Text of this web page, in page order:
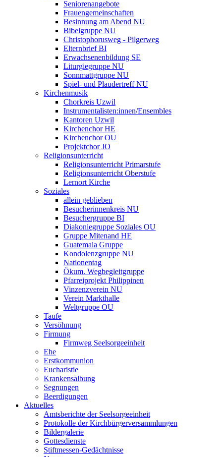
Seniorenangebote
Frauengemeinschaften
Besinnung am Abend NU
Bibelgruppe NU
Christophorusweg - Pilgerweg
Elternbrief BI
Erwachsenenbildung SE
Liturgiegruppe NU
Sonnmattgruppe NU
Spiel- und Plaudertreff NU
Kirchenmusik
Chorkreis Uzwil
Instrumentalisten:innen/Ensembles
Kantoren Uzwil
Kirchenchor HE
Kirchenchor OU
Projektchor JO
Religionsunterricht
Religionsunterricht Primarstufe
Religionsunterricht Oberstufe
Lernort Kirche
Soziales
allein geblieben
Besucherinnenkreis NU
Besuchergruppe BI
Diakoniegruppe Soziales OU
Gruppe Mitenand HE
Guatemala Gruppe
Kondolenzgruppe NU
Nationentag
Ökum. Wegbegleitgruppe
Pfarreiprojekt Philippinen
Vinzenzverein NU
Verein Markthalle
Weltgruppe OU
Taufe
Versöhnung
Firmung
Firmweg Seelsorgeeinheit
Ehe
Erstkommunion
Eucharistie
Krankensalbung
Segnungen
Beerdigungen
Aktuelles
Amtsberichte der Seelsorgeeinheit
Protokolle der Kirchbürgerversammlungen
Bildergalerie
Gottesdienste
Stiftmessen-Gedächtnisse